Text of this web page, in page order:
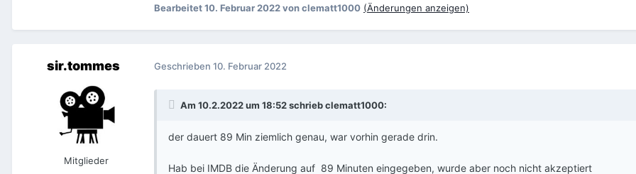
Bearbeitet10. Februar 2022von clematt1000 (Änderungen anzeigen)
sir.tommes
Mitglieder
Geschrieben 10. Februar 2022
Am 10.2.2022 um 18:52 schriebclematt1000:
der dauert 89 Min ziemlich genau, war vorhin gerade drin.
Hab bei IMDB die Änderung auf 89 Minuten eingegeben, wurde aber noch nicht akzeptiert